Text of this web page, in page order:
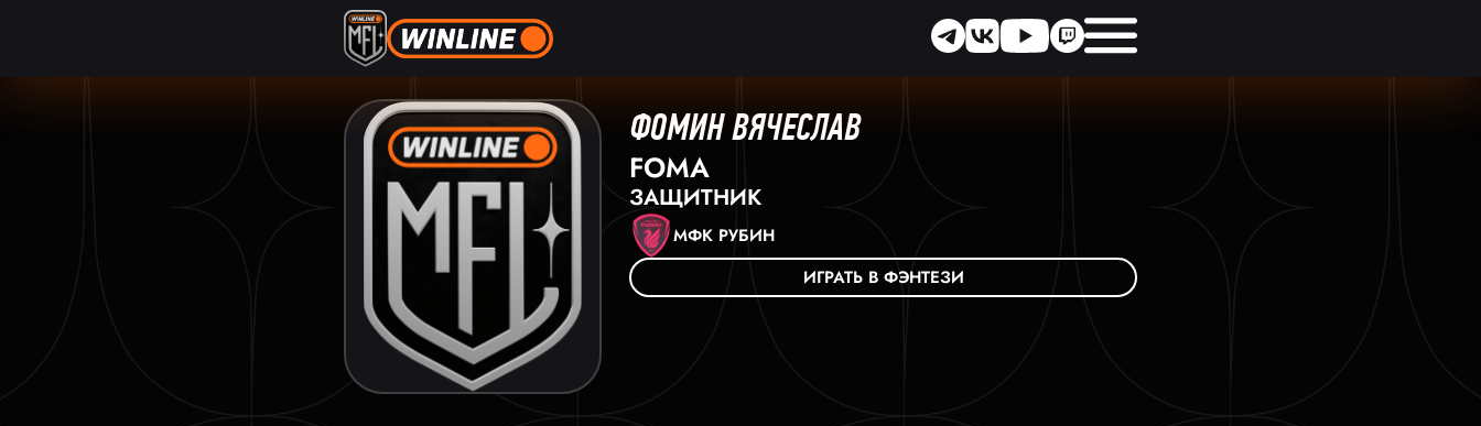
ФОМИН ВЯЧЕСЛАВ
FOMA
ЗАЩИТНИК
МФК РУБИН
ИГРАТЬ В ФЭНТЕЗИ